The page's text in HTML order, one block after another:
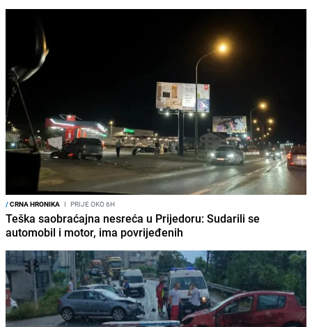
/CRNA HRONIKA I PRIJE OKO 6H
Teška saobraćajna nesreća u Prijedoru: Sudarili se
automobil i motor, ima povrijeđenih